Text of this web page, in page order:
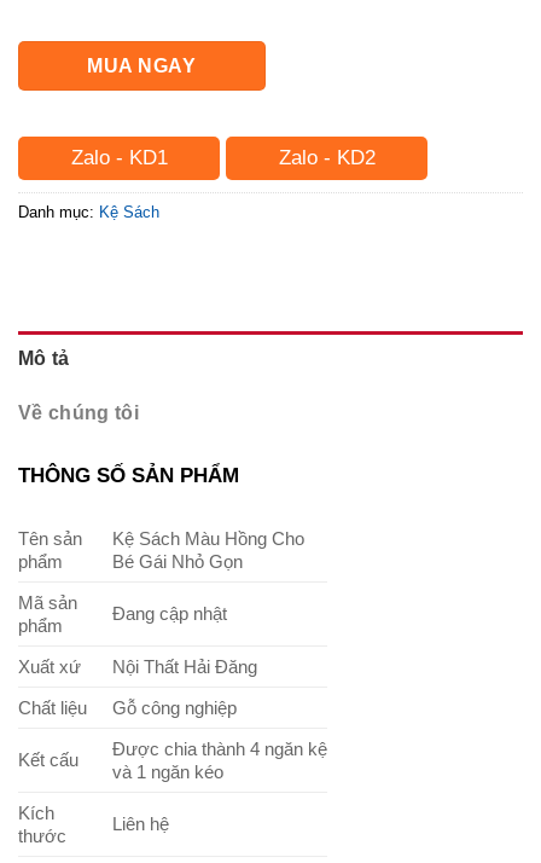
MUA NGAY
Zalo - KD1 Zalo - KD2
Danh mục: Kệ Sách
Mô tả
Về chúng tôi
THÔNG SỐ SẢN PHẨM
Tên sản
phẩm
Kệ Sách Màu Hồng Cho
Bé Gái Nhỏ Gọn
Mã sản
phẩm
Đang cập nhật
Xuất xứ
Nội Thất Hải Đăng
Chất liệu
Gỗ công nghiệp
Kết cấu
Được chia thành 4 ngăn kệ
và 1 ngăn kéo
Kích
thước
Liên hệ